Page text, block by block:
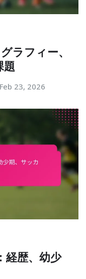
ラフィー、
題
Feb 23, 2026
経歴、幼少